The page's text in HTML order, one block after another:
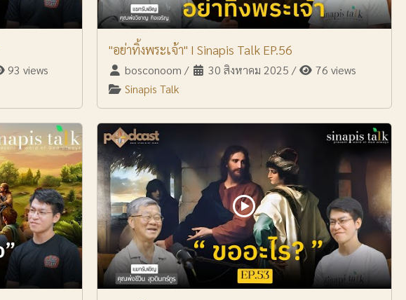
93 views
"อย่าทิ้งพระเจ้า" I Sinapis Talk EP.56
bosconoom / 30 สิงหาคม 2025 /
76 views
Sinapis Talk